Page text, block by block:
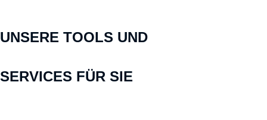
UNSERE TOOLS UND
SERVICES FÜR SIE